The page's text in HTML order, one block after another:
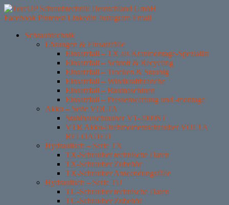
Facebook Pinterest Linkedin Instagram Email
Skip
Schraubtechnik
Lösungen & Einsatzfälle
Einsatzfall – TX als Kranmontage-Spezialist
Einsatzfall – Schrott & Recycling
Einsatzfall – Trocken & Staubig
Einsatzfall – Windkraftbranche
Einsatzfall – Baumaschinen
Einsatzfall – Pressenwartung und -montage
Akku – Serie VOLTA
Stahlbauschrauber VT-2000ST
VTR Akku-Drehmomentschrauber VOLTA
RELOADED
Hydraulisch – Serie TX
TX-Schrauber technische Daten
TX-Schrauber Zubehör
TX-Schrauber Anwendungsfälle
Hydraulisch – Serie TU
TU-Schrauber technische Daten
TU-Schrauber Zubehör